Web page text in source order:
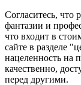
Согласитесь, что
фантазии и
что входит в
сайте в разделе
нацеленность на
качественно,
перед другими.